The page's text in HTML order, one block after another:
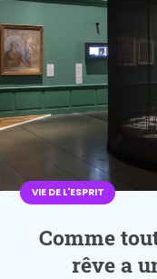
VIE DE L'ESPRIT
Comme
rêve a